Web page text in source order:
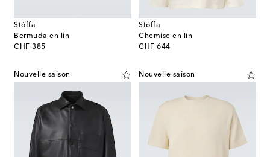
Stòffa
Bermuda en lin
CHF 385
original price
Stòffa
Chemise en lin
CHF 644
original price
Nouvelle saison Nouvelle saison